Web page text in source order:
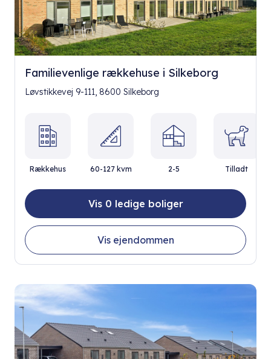
Familievenlige rækkehuse i Silkeborg
Løvstikkevej 9-111, 8600 Silkeborg
Rækkehus 60-127 kvm 2-5 Tilladt
Vis 0 ledige boliger
Vis ejendommen